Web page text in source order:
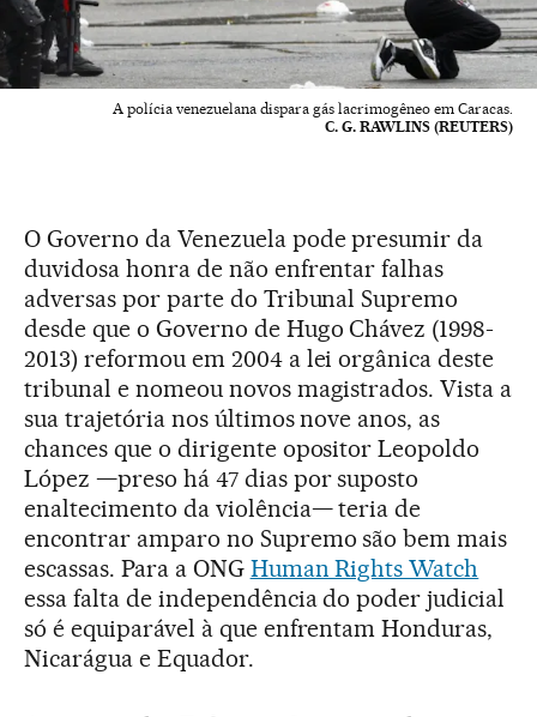
A polícia venezuelana dispara gás lacrimogêneo em Caracas.
C. G. RAWLINS (REUTERS)
O Governo da Venezuela pode presumir da
duvidosa honra de não enfrentar falhas
adversas por parte do Tribunal Supremo
desde que o Governo de Hugo Chávez (1998-
2013) reformou em 2004 a lei orgânica deste
tribunal e nomeou novos magistrados. Vista a
sua trajetória nos últimos nove anos, as
chances que o dirigente opositor Leopoldo
López —preso há 47 dias por suposto
enaltecimento da violência— teria de
encontrar amparo no Supremo são bem mais
escassas. Para a ONG Human Rights Watch
essa falta de independência do poder judicial
só é equiparável à que enfrentam Honduras,
Nicarágua e Equador.